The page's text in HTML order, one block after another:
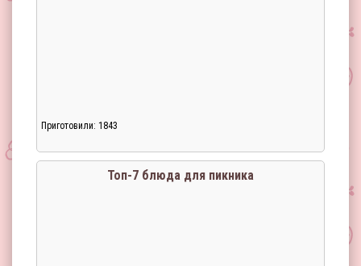
Приготовили: 1843
Топ-7 блюда для пикника